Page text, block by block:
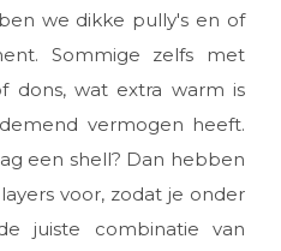
we dikke pully's en of
Sommige zelfs met
dons, wat extra warm is
vermogen heeft.
een shell? Dan hebben
voor, zodat je onder
juiste combinatie van